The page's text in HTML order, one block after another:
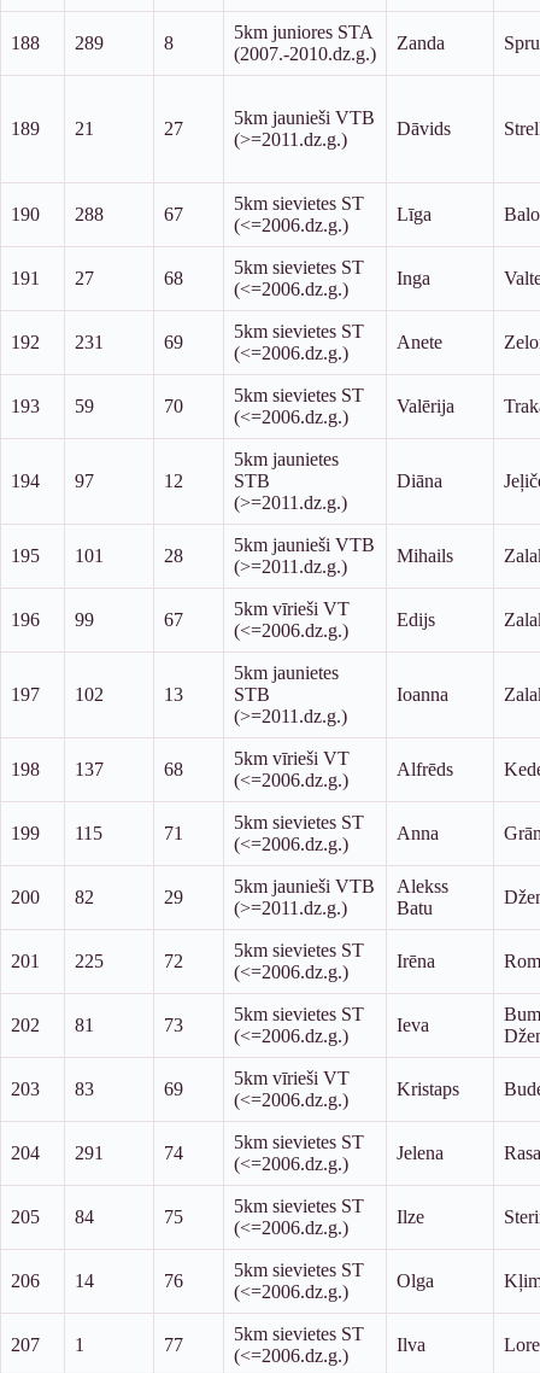
188 289 8
5km juniores STA
(2007.-2010.dz.g.)
Zanda
189 21 27
5km jaunieši VTB
(>=2011.dz.g.)
Dāvids
190 288 67
5km sievietes ST
(<=2006.dz.g.)
Līga
191 27 68
5km sievietes ST
(<=2006.dz.g.)
Inga
192 231 69
5km sievietes ST
(<=2006.dz.g.)
Anete
193 59 70
5km sievietes ST
(<=2006.dz.g.)
Valērija
194 97 12
5km jaunietes
STB
(>=2011.dz.g.)
Diāna
195 101 28
5km jaunieši VTB
(>=2011.dz.g.)
Mihails
196 99 67
5km vīrieši VT
(<=2006.dz.g.)
Edijs
197 102 13
5km jaunietes
STB
(>=2011.dz.g.)
Ioanna
198 137 68
5km vīrieši VT
(<=2006.dz.g.)
Alfrēds
199 115 71
5km sievietes ST
(<=2006.dz.g.)
Anna
200 82 29
5km jaunieši VTB
(>=2011.dz.g.)
Alekss
Batu
201 225 72
5km sievietes ST
(<=2006.dz.g.)
Irēna
202 81 73
5km sievietes ST
(<=2006.dz.g.)
Ieva
203 83 69
5km vīrieši VT
(<=2006.dz.g.)
Kristaps
204 291 74
5km sievietes ST
(<=2006.dz.g.)
Jelena Rasa
205 84 75
5km sievietes ST
(<=2006.dz.g.)
Ilze
206 14 76
5km sievietes ST
(<=2006.dz.g.)
Olga
207 1 77
5km sievietes ST
(<=2006.dz.g.)
Ilva